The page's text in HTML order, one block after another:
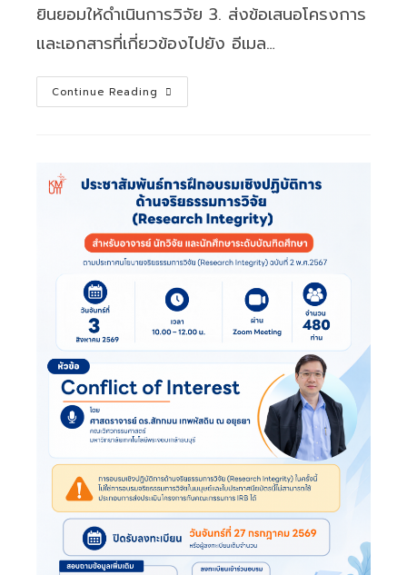
ยินยอมให้ดำเนินการวิจัย 3. ส่งข้อเสนอโครงการ
และเอกสารที่เกี่ยวข้องไปยัง อีเมล…
Continue Reading
เปิด
เสนอ
โครงการ
สนับสนุน
ทุน
วิจัย
สำหรับ
วิจัย
ใหม่
ตลาด
ทุน
(นัก
วิจัย
รุ่น
ใหม่
ด้าน